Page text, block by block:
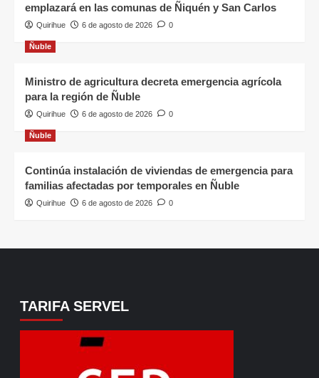
emplazará en las comunas de Ñiquén y San Carlos
Quirihue 6 de agosto de 2026 0
Ñuble
Ministro de agricultura decreta emergencia agrícola
para la región de Ñuble
Quirihue 6 de agosto de 2026 0
Ñuble
Continúa instalación de viviendas de emergencia para
familias afectadas por temporales en Ñuble
Quirihue 6 de agosto de 2026 0
TARIFA SERVEL